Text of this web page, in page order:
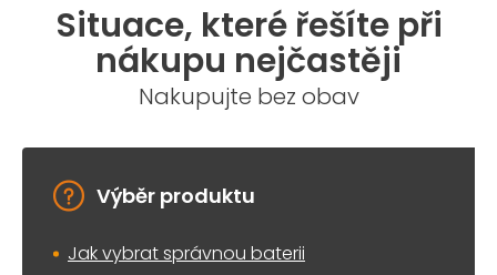
Situace, které řešíte při
nákupu nejčastěji
Nakupujte bez obav
Výběr produktu
Jak vybrat správnou baterii